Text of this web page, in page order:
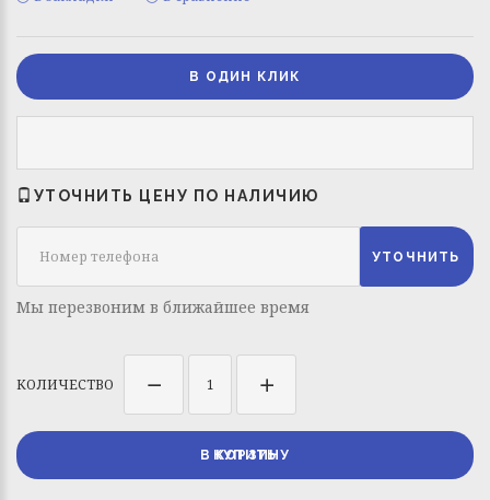
В ОДИН КЛИК
УТОЧНИТЬ ЦЕНУ ПО НАЛИЧИЮ
УТОЧНИТЬ
Мы перезвоним в ближайшее время
КОЛИЧЕСТВО
КУПИТЬ